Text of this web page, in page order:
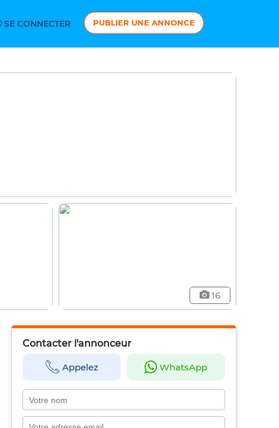
SE CONNECTER PUBLIER UNE ANNONCE
16
Contacter l'annonceur
Appelez WhatsApp